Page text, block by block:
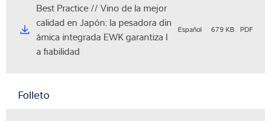
Best Practice // Vino de la mejor
calidad en Japón: la pesadora din
ámica integrada EWK garantiza l
a fiabilidad
Español 679 KB PDF
Folleto